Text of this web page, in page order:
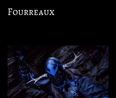
Fourreaux